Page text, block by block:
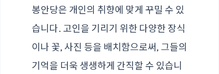
봉안당은 개인의 취향에 맞게 꾸밀 수 있
습니다. 고인을 기리기 위한 다양한 장식
이나 꽃, 사진 등을 배치함으로써, 그들의
기억을 더욱 생생하게 간직할 수 있습니